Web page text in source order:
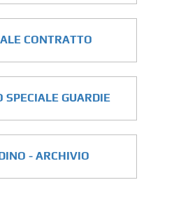
CONTRATTO
SPECIALE GUARDIE
- ARCHIVIO